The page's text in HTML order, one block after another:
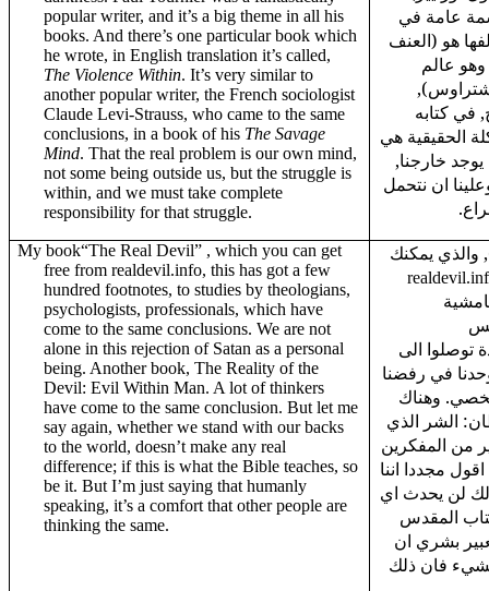
popular writer, and it’s a big theme in all his
books. And there’s one particular book which
he wrote, in English translation it’s called,
The Violence Within. It’s very similar to
another popular writer, the French sociologist
Claude Levi-Strauss, who came to the same
conclusions, in a book of his The Savage
Mind. That the real problem is our own mind,
not some being outside us, but the struggle is
within, and we must take complete
responsibility for that struggle.
عامة في
هو (العنف
وهو عالم
شتراوس),
في كتابه
الحقيقية هي
خارجنا,
ان نتحمل
My book“The Real Devil” , which you can get
free from realdevil.info, this has got a few
hundred footnotes, to studies by theologians,
psychologists, professionals, which have
come to the same conclusions. We are not
alone in this rejection of Satan as a personal
being. Another book, The Reality of the
Devil: Evil Within Man. A lot of thinkers
have come to the same conclusion. But let me
say again, whether we stand with our backs
to the world, doesn’t make any real
difference; if this is what the Bible teaches, so
be it. But I’m just saying that humanly
speaking, it’s a comfort that other people are
thinking the same.
والذي يمكنك
توصلوا الى
في رفضنا
وهناك
الشر الذي
من المفكرين
مجددا اننا
ذلك لن يحدث اي
المقدس
بشري ان
فان ذلك